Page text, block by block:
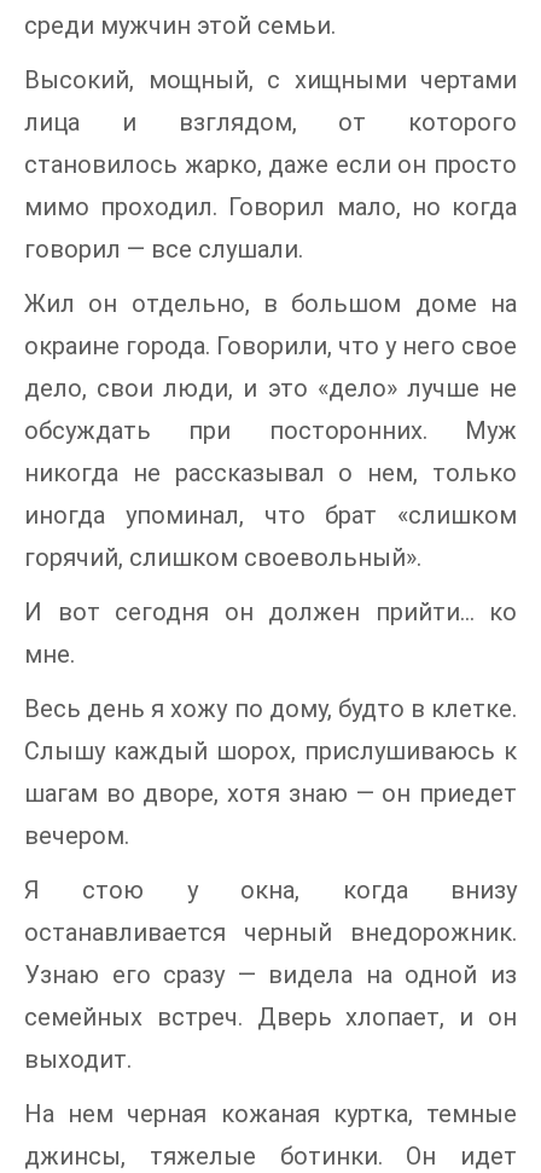
среди мужчин этой семьи.
Высокий, мощный, с хищными чертами
лица и взглядом, от которого
становилось жарко, даже если он просто
мимо проходил. Говорил мало, но когда
говорил — все слушали.
Жил он отдельно, в большом доме на
окраине города. Говорили, что у него свое
дело, свои люди, и это «дело» лучше не
обсуждать при посторонних. Муж
никогда не рассказывал о нем, только
иногда упоминал, что брат «слишком
горячий, слишком своевольный».
И вот сегодня он должен прийти... ко
мне.
Весь день я хожу по дому, будто в клетке.
Слышу каждый шорох, прислушиваюсь к
шагам во дворе, хотя знаю — он приедет
вечером.
Я стою у окна, когда внизу
останавливается черный внедорожник.
Узнаю его сразу — видела на одной из
семейных встреч. Дверь хлопает, и он
выходит.
На нем черная кожаная куртка, темные
джинсы, тяжелые ботинки. Он идет